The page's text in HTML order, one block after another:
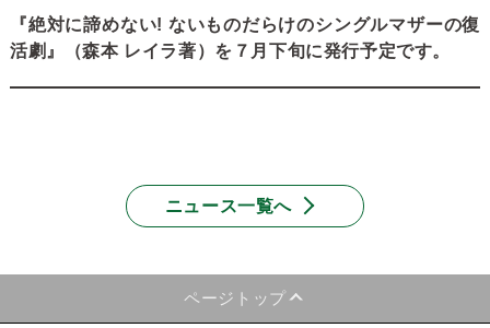
『絶対に諦めない! ないものだらけのシングルマザーの復
活劇』（森本 レイラ著）を７月下旬に発行予定です。
ニュース一覧へ
ページトップ